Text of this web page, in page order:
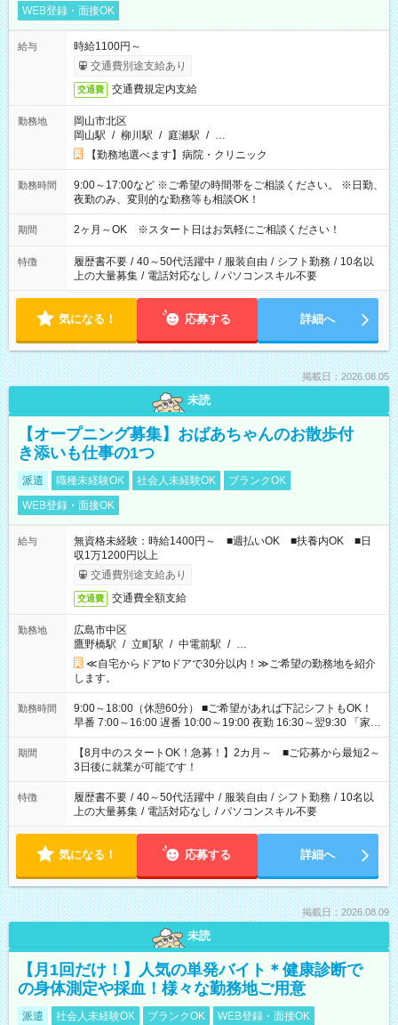
WEB登録・面接OK
給与
時給1100円～
交通費別途支給あり
交通費 交通費規定内支給
勤務地
岡山市北区
岡山駅 / 柳川駅 / 庭瀬駅 / …
【勤務地選べます】病院・クリニック
勤務時間
9:00～17:00など ※ご希望の時間帯をご相談ください。 ※日勤、
夜勤のみ、変則的な勤務等も相談OK！
期間 2ヶ月～OK ※スタート日はお気軽にご相談ください！
特徴 履歴書不要 / 40～50代活躍中 / 服装自由 / シフト勤務 / 10名以
上の大量募集 / 電話対応なし / パソコンスキル不要
気になる！ 応募する 詳細へ
掲載日：2026.08.05
未読
【オープニング募集】おばあちゃんのお散歩付
き添いも仕事の1つ
派遣 職種未経験OK 社会人未経験OK
ブランクOK
WEB登録・面接OK
給与
無資格未経験：時給1400円～ ■週払いOK ■扶養内OK ■日
収1万1200円以上
交通費別途支給あり
交通費 交通費全額支給
勤務地
広島市中区
鷹野橋駅 / 立町駅 / 中電前駅 / …
≪自宅からドアtoドアで30分以内！≫ご希望の勤務地を紹介
します。
勤務時間
9:00～18:00（休憩60分） ■ご希望があれば下記シフトもOK！
早番 7:00～16:00 遅番 10:00～19:00 夜勤 16:30～翌9:30 「家族
と休みを合わせたい」 「余裕を持って夕飯の準備がしたい」
「できれば残業はしたくない」 など、ご希望を教えてください
ね。 ※Wワーク希望の方へ 今ご覧のお仕事で希望する勤務時間
と、もう1つのお仕事の勤務時間。 合計で週40時間を超える場
合は応募できません。
期間
【8月中のスタートOK！急募！】2カ月～ ■ご応募から最短2～
3日後に就業が可能です！
特徴 履歴書不要 / 40～50代活躍中 / 服装自由 / シフト勤務 / 10名以
上の大量募集 / 電話対応なし / パソコンスキル不要
気になる！ 応募する 詳細へ
掲載日：2026.08.09
未読
【月1回だけ！】人気の単発バイト＊健康診断で
の身体測定や採血！様々な勤務地ご用意
派遣 社会人未経験OK ブランクOK WEB登録・面接OK